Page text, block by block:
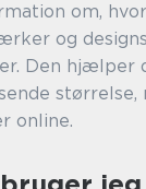
om,
og
Den hjælper
størrelse,
online.